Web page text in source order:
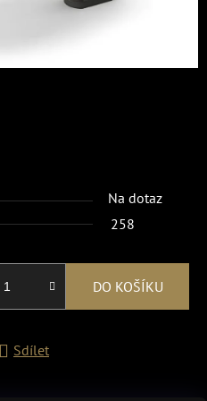
Na dotaz
258
DO KOŠÍKU
Sdílet